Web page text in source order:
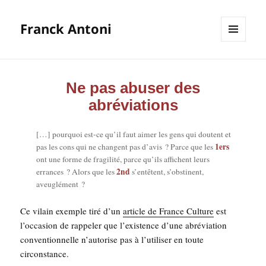
Franck Antoni
ET
Ne pas abuser des
abréviations
[…] pour­quoi est-ce qu’il faut aimer les gens qui doutent et
pas les cons qui ne changent pas d’avis ? Parce que les 1ers
ont une forme de fra­gi­li­té, parce qu’ils affichent leurs
errances ? Alors que les2nd s’entêtent, s’obstinent,
aveuglément ?
Ce vilain exemple tiré d’unarticle de France Culture est
l’oc­ca­sion de rap­pe­ler que l’exis­tence d’une abré­via­tion
conven­tion­nelle n’au­to­rise pas à l’u­ti­li­ser en toute
circonstance.